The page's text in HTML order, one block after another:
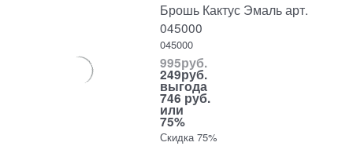
Брошь Кактус Эмаль арт.
045000
045000
995руб.
249руб.
выгода
746 руб.
или
75%
Скидка 75%